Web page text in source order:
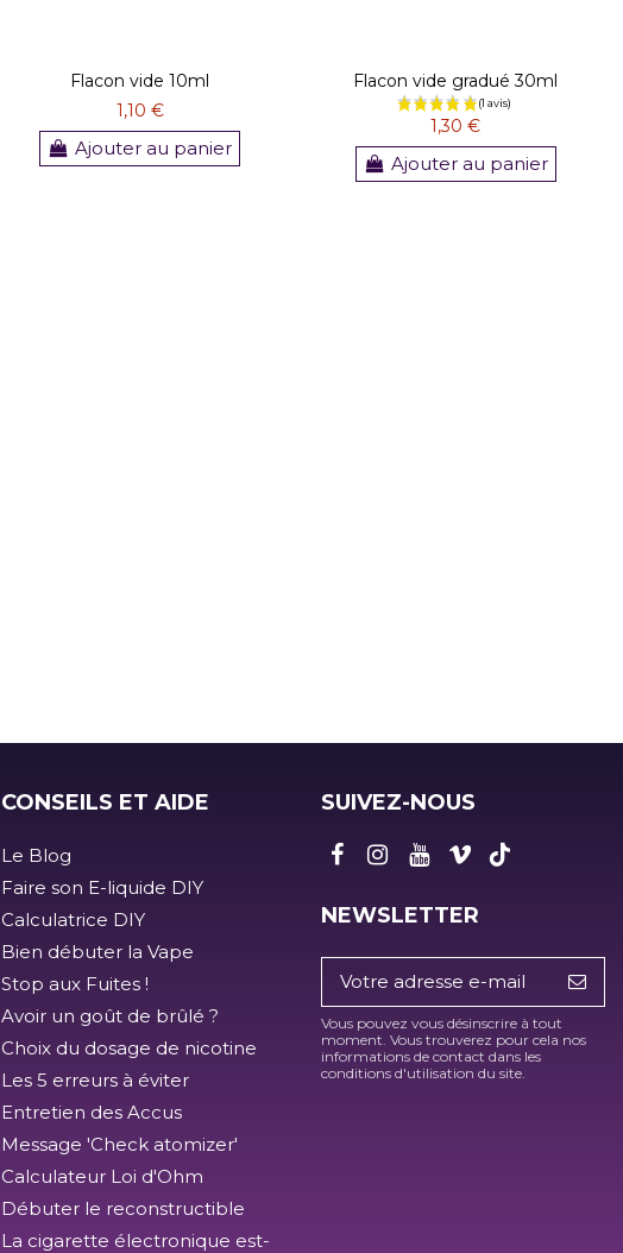
Flacon vide 10ml
1,10 €
Ajouter au panier
Flacon vide gradué 30ml
1,30 €
Ajouter au panier
CONSEILS ET AIDE
Le Blog
Faire son E-liquide DIY
Calculatrice DIY
Bien débuter la Vape
Stop aux Fuites !
Avoir un goût de brûlé ?
Choix du dosage de nicotine
Les 5 erreurs à éviter
Entretien des Accus
Message 'Check atomizer'
Calculateur Loi d'Ohm
Débuter le reconstructible
La cigarette électronique est-
SUIVEZ-NOUS
NEWSLETTER
Vous pouvez vous désinscrire à tout
moment. Vous trouverez pour cela nos
informations de contact dans les
conditions d'utilisation du site.